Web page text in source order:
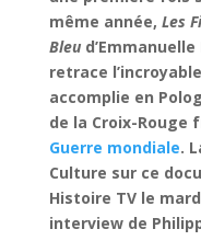
même année, Les
Bleu
retrace
accomplie en
de la Croix-Rouge
Guerre mondiale.
Culture sur ce
Histoire TV le
interview de